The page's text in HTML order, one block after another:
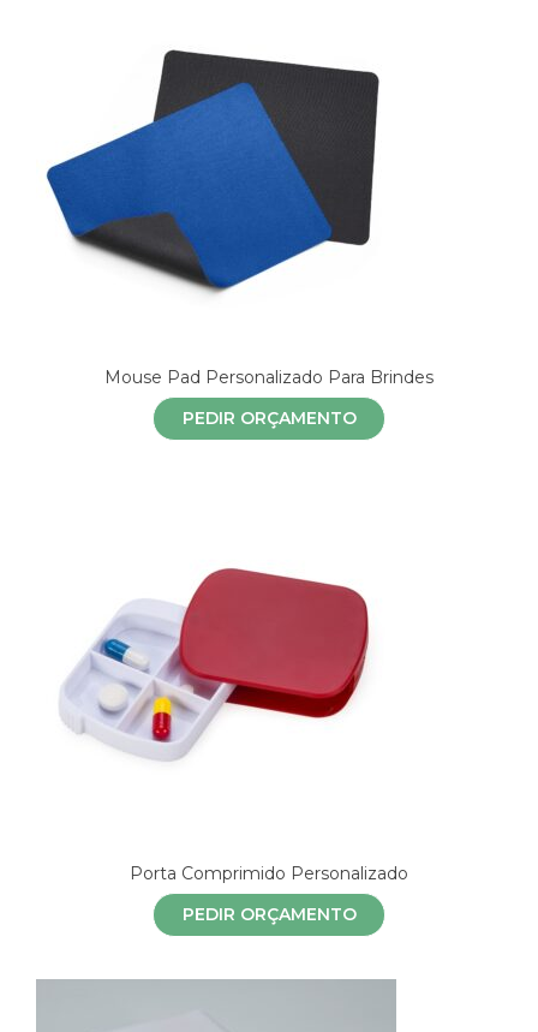
Mouse Pad Personalizado Para Brindes
PEDIR ORÇAMENTO
Porta Comprimido Personalizado
PEDIR ORÇAMENTO